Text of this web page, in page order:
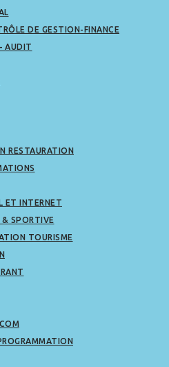
DE GESTION-FINANCE
AUDIT
RESTAURATION
ET INTERNET
SPORTIVE
TOURISME